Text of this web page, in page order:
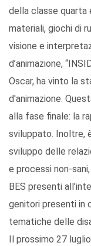
della classe quarta
materiali, giochi di
visione e
d’animazione,
Oscar, ha vinto la
d'animazione.
alla fase finale: la
sviluppato. Inoltre,
sviluppo delle
e processi non-
BES presenti
genitori presenti in
tematiche delle
Il prossimo 27